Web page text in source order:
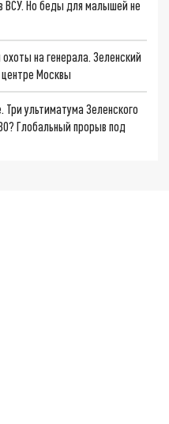
ВСУ. Но беды для малышей не
на генерала. Зеленский
Москвы
ультиматума Зеленского
Глобальный прорыв под